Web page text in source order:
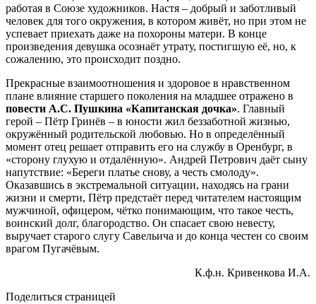
работая в Союзе художников. Настя – добрый и заботливый
человек для того окружения, в котором живёт, но при этом не
успевает приехать даже на похороны матери. В конце
произведения девушка осознаёт утрату, постигшую её, но, к
сожалению, это происходит поздно.
Прекрасные взаимоотношения и здоровое в нравственном
плане влияние старшего поколения на младшее отражено в
повести А.С. Пушкина «Капитанская дочка». Главный
герой – Пётр Гринёв – в юности жил беззаботной жизнью,
окружённый родительской любовью. Но в определённый
момент отец решает отправить его на службу в Оренбург, в
«сторону глухую и отдалённую». Андрей Петрович даёт сыну
напутствие: «Береги платье снову, а честь смолоду».
Оказавшись в экстремальной ситуации, находясь на грани
жизни и смерти, Пётр предстаёт перед читателем настоящим
мужчиной, офицером, чётко понимающим, что такое честь,
воинский долг, благородство. Он спасает свою невесту,
выручает старого слугу Савельича и до конца честен со своим
врагом Пугачёвым.
К.ф.н. Кривенкова И.А.
Поделиться страницей